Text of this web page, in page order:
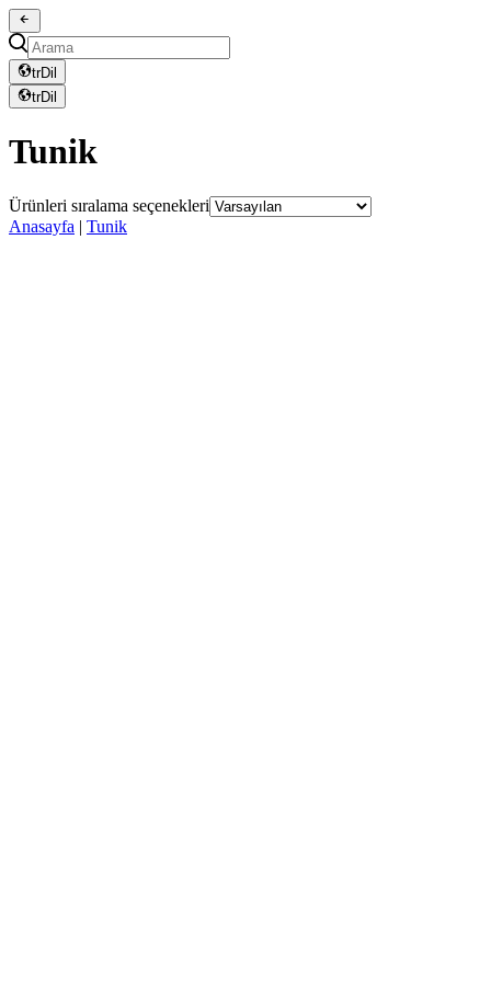
trDil
trDil
Tunik
Ürünleri sıralama seçenekleri
Anasayfa | Tunik